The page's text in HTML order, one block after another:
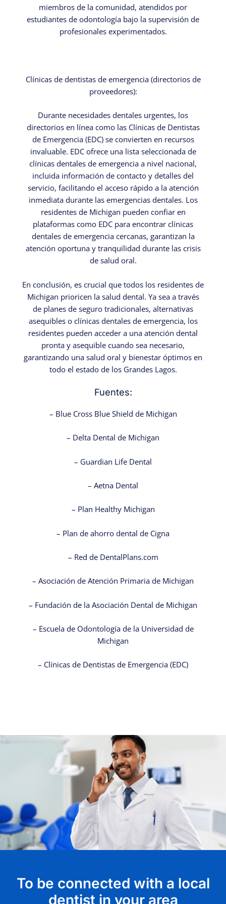
miembros de la comunidad, atendidos por
estudiantes de odontología bajo la supervisión de
profesionales experimentados.
Clínicas de dentistas de emergencia (directorios de
proveedores):
Durante necesidades dentales urgentes, los
directorios en línea como las Clínicas de Dentistas
de Emergencia (EDC) se convierten en recursos
invaluable. EDC ofrece una lista seleccionada de
clínicas dentales de emergencia a nivel nacional,
incluida información de contacto y detalles del
servicio, facilitando el acceso rápido a la atención
inmediata durante las emergencias dentales. Los
residentes de Michigan pueden confiar en
plataformas como EDC para encontrar clínicas
dentales de emergencia cercanas, garantizan la
atención oportuna y tranquilidad durante las crisis
de salud oral.
En conclusión, es crucial que todos los residentes de
Michigan prioricen la salud dental. Ya sea a través
de planes de seguro tradicionales, alternativas
asequibles o clínicas dentales de emergencia, los
residentes pueden acceder a una atención dental
pronta y asequible cuando sea necesario,
garantizando una salud oral y bienestar óptimos en
todo el estado de los Grandes Lagos.
Fuentes:
– Blue Cross Blue Shield de Michigan
– Delta Dental de Michigan
– Guardian Life Dental
– Aetna Dental
– Plan Healthy Michigan
– Plan de ahorro dental de Cigna
– Red de DentalPlans.com
– Asociación de Atención Primaria de Michigan
– Fundación de la Asociación Dental de Michigan
– Escuela de Odontología de la Universidad de
Michigan
– Clínicas de Dentistas de Emergencia (EDC)
To be connected with a local
dentist in your area